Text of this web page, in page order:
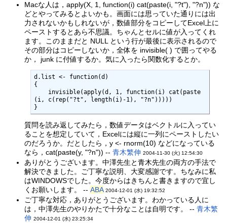
Macな人は，apply(X, 1, function(i) cat(paste(i, "?t"), "?n")) な
どとやってみるとよいかも。画面には思っていた通りには出
力されないかもしれないが，数値部分をコピーしてExcel上に
ペーストするとあら不思議。ちゃんとセルに値が入ってくれ
ます。このままだと NULL という行が最後に表示されるので
その部分はコピーしないか，全体を invisible( ) で囲ってやる
か， junk に付値するか。気に入ったら関数化するとか。
d.list <- function(d)
{
(i, c(rep("?t", length(i)-1), "?n")))))
}
質問を読み返してみたら，数値データはベクトルに入ってい
ることを想定していて，Excelには縦に一列にペーストしたい
のだろうか。だとしたら，y <- rnorm(10) などになっている
なら，cat(paste(y, "?n")) --青木繁伸 2004-11-30 (火) 12:54:30
ありがとうございます。中澤先生と青木先生の両方の手法で
解決できました。ご丁寧な説明、大変感謝です。ちなみに私
はWINDOWSでした。今度からはきちんと書きますので宜し
くお願いします。 --ABA 2004-12-01 (水) 19:32:52
ご丁寧な対応，ありがとうございます。わかっている人に
は，中澤先生のやりかたで十分なことは自明です。 --青木繁
伸 2004-12-01 (水) 23:25:34